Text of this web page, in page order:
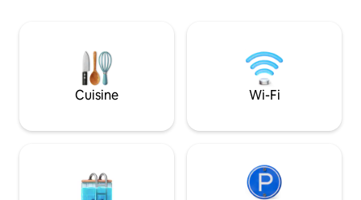
5 minutes de la maison et profitez d'une
belle croisière sur la rivière. Nous offrons
également un emplacement de
camping-car situé sur la propriété pour
cajun/créole, les
authentiques
d'autres ! Pour les
venez à l'auberge
Cuisine Wi-Fi